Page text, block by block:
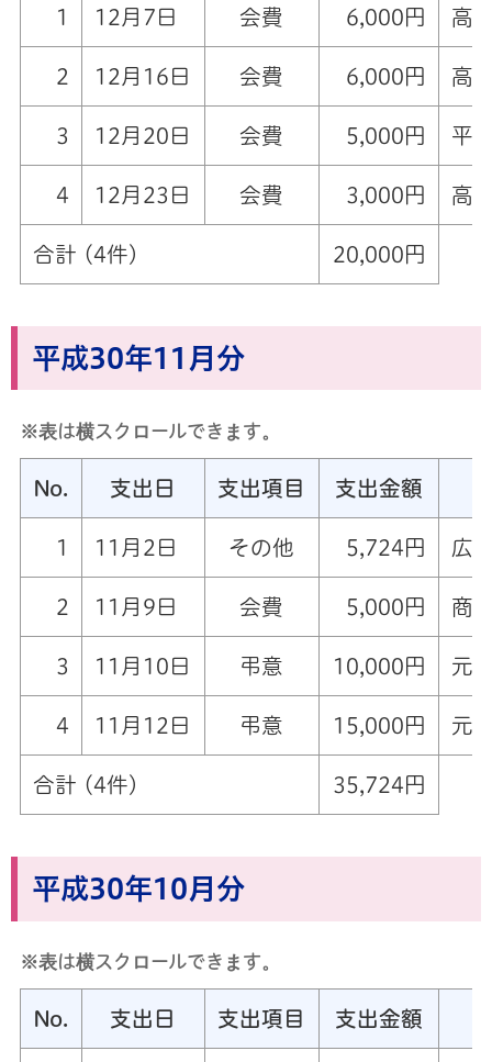
1 12月7日 会費 6,000円 高
2 12月16日 会費 6,000円 高
3 12月20日 会費 5,000円 平
4 12月23日 会費 3,000円 高
合計 (4件) 20,000円
平成30年11月分
※表は横スクロールできます。
No. 支出日 支出項目 支出金額
1 11月2日 その他 5,724円 広
2 11月9日 会費 5,000円 商
3 11月10日 弔意 10,000円 元
4 11月12日 弔意 15,000円 元
合計 (4件) 35,724円
平成30年10月分
※表は横スクロールできます。
No. 支出日 支出項目 支出金額